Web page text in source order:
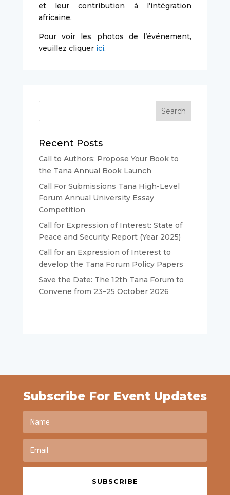
et leur contribution à l’intégration
africaine.
Pour voir les photos de l’événement,
veuillez cliquer ici.
Recent Posts
Call to Authors: Propose Your Book to
the Tana Annual Book Launch
Call For Submissions Tana High-Level
Forum Annual University Essay
Competition
Call for Expression of Interest: State of
Peace and Security Report (Year 2025)
Call for an Expression of Interest to
develop the Tana Forum Policy Papers
Save the Date: The 12th Tana Forum to
Convene from 23–25 October 2026
Subscribe For Event Updates
SUBSCRIBE